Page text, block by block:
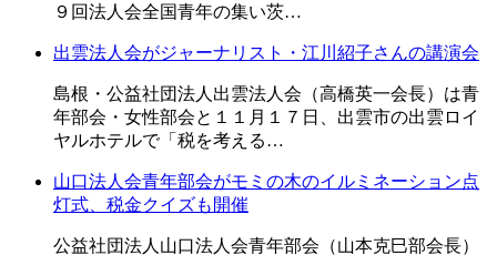
９回法人会全国青年の集い茨…
出雲法人会がジャーナリスト・江川紹子さんの講演会
島根・公益社団法人出雲法人会（高橋英一会長）は青
年部会・女性部会と１１月１７日、出雲市の出雲ロイ
ヤルホテルで「税を考える…
山口法人会青年部会がモミの木のイルミネーション点
灯式、税金クイズも開催
公益社団法人山口法人会青年部会（山本克巳部会長）